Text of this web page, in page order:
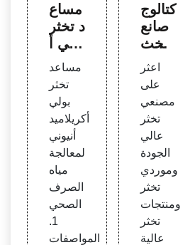
مساع
د تخثر
بولي أ
كريلام
يد، م
ساعد
تخثر ب
ولي أ
كريلام
يد
مساعد
تخثر
بولي
أكريلاميد
أنيوني
لمعالجة
مياه
الصرف
الصحي
1.
المواصفات
كتالوج
صانع
ي تخث
ر عال
ي الج
ودة
اعثر
على
مصنعي
تخثر
عالي
الجودة
وموردي
تخثر
ومنتجات
تخثر
عالية